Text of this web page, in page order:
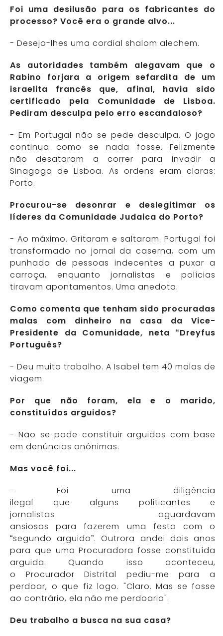
Foi uma desilusão para os fabricantes do
processo? Você era o grande alvo...
- Desejo-lhes uma cordial shalom alechem.
As autoridades também alegavam que o
Rabino forjara a origem sefardita de um
israelita francês que, afinal, havia sido
certificado pela Comunidade de Lisboa.
Pediram desculpa pelo erro escandaloso?
- Em Portugal não se pede desculpa. O jogo
continua como se nada fosse. Felizmente
não desataram a correr para invadir a
Sinagoga de Lisboa. As ordens eram claras:
Porto.
Procurou-se desonrar e deslegitimar os
líderes da Comunidade Judaica do Porto?
- Ao máximo. Gritaram e saltaram. Portugal foi
transformado no jornal da caserna, com um
punhado de pessoas indecentes a puxar a
carroça, enquanto jornalistas e polícias
tiravam apontamentos. Uma anedota.
Como comenta que tenham sido procuradas
malas com dinheiro na casa da Vice-
Presidente da Comunidade, neta “Dreyfus
Português?
- Deu muito trabalho. A Isabel tem 40 malas de
viagem.
Por que não foram, ela e o marido,
constituídos arguidos?
- Não se pode constituir arguidos com base
em denúncias anónimas.
Mas você foi...
- Foi uma diligência
ilegal que alguns politicantes e
jornalistas aguardavam
ansiosos para fazerem uma festa com o
“segundo arguido”. Outrora andei dois anos
para que uma Procuradora fosse constituída
arguida. Quando isso aconteceu,
o Procurador Distrital pediu-me para a
perdoar, o que fiz logo. "Claro. Mas se fosse
ao contrário, ela não me perdoaria".
Deu trabalho a busca na sua casa?